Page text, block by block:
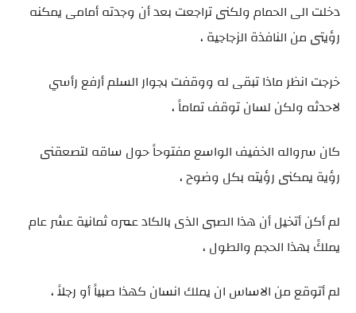
دخلت الى الحمام ولكنى تراجعت بعد أن وجدته أمامى يمكنه
رؤيتى من النافذة الزجاجية ،
خرجت انظر ماذا تبقى له ووقفت بجوار السلم أرفع رأسي
لاحدثه ولكن لسان توقف تماماً ،
كان سرواله الخفيف الواسع مفتوحاً حول ساقه لتصعقنى
رؤية يمكنى رؤيته بكل وضوح ،
لم أكن أتخيل أن هذا الصبى الذى بالكاد عمره ثمانية عشر عام
يملكً بهذا الحجم والطول ،
لم أتوقع من الاساس ان يملك انسان كهذا صبياً أو رجلاً ،